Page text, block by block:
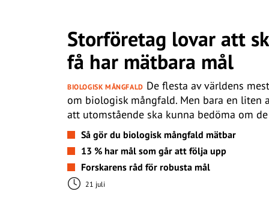
Storföretag lovar att
få har mätbara mål
BIOLOGISK MÅNGFALD De flesta av världens
om biologisk mångfald. Men bara en
att utomstående ska kunna bedöma om
Så gör du biologisk mångfald mätbar
13 % har mål som går att följa upp
Forskarens råd för robusta mål
21 juli